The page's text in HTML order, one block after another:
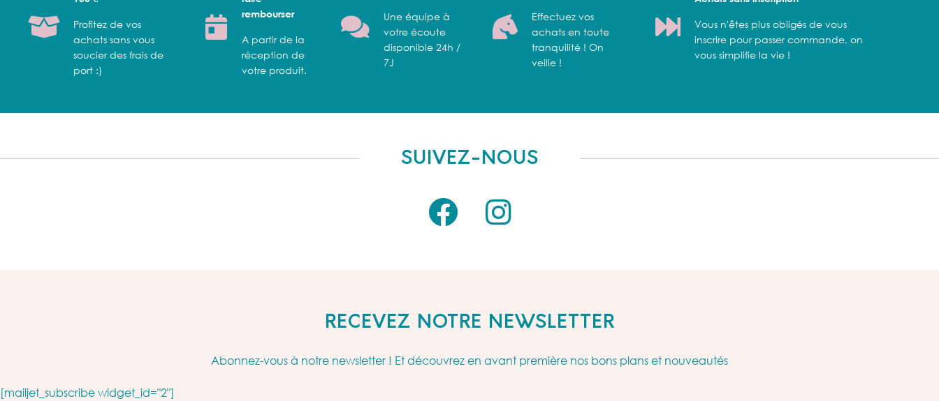
Profitez de vos
achats sans vous
soucier des frais de
port :)
rembourser
A partir de la
réception de
votre produit.
Une équipe à
votre écoute
disponible 24h /
7J
Effectuez vos
achats en toute
tranquilité ! On
veille !
Vous n'êtes plus obligés de vous
inscrire pour passer commande, on
vous simplifie la vie !
SUIVEZ-NOUS
RECEVEZ NOTRE NEWSLETTER
Abonnez-vous à notre newsletter ! Et découvrez en avant première nos bons plans et nouveautés
[mailjet_subscribe widget_id="2"]